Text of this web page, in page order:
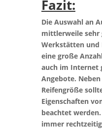
Fazit:
Die Auswahl an
mittlerweile
Werkstätten und
eine große
auch im Internet
Angebote.
Reifengröße
Eigenschaften
beachtet
immer